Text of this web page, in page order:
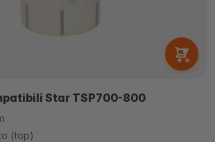
Star TSP700-800
(top)